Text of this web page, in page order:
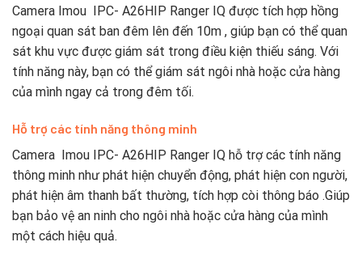
Camera Imou IPC- A26HIP Ranger IQ được tích hợp hồng
ngoại quan sát ban đêm lên đến 10m , giúp bạn có thể quan
sát khu vực được giám sát trong điều kiện thiếu sáng. Với
tính năng này, bạn có thể giám sát ngôi nhà hoặc cửa hàng
của mình ngay cả trong đêm tối.
Hỗ trợ các tính năng thông minh
Camera Imou IPC- A26HIP Ranger IQ hỗ trợ các tính năng
thông minh như phát hiện chuyển động, phát hiện con người,
phát hiện âm thanh bất thường, tích hợp còi thông báo .Giúp
bạn bảo vệ an ninh cho ngôi nhà hoặc cửa hàng của mình
một cách hiệu quả.